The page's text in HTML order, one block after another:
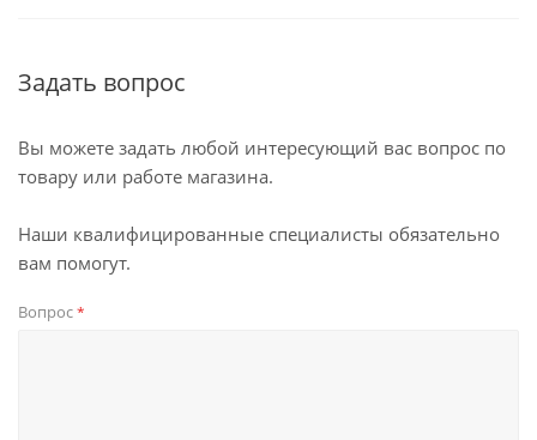
Задать вопрос
Вы можете задать любой интересующий вас вопрос по
товару или работе магазина.
Наши квалифицированные специалисты обязательно
вам помогут.
Вопрос*